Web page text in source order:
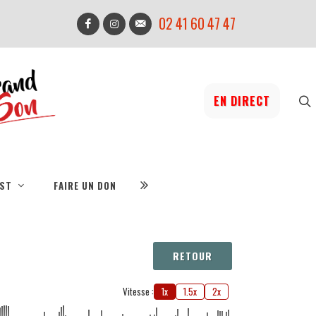
02 41 60 47 47
EN DIRECT
FAIRE UN DON
RETOUR
Vitesse : 1x 1.5x 2x